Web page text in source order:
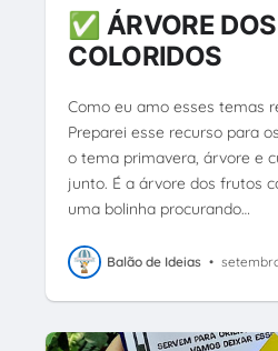
✅ ÁRVORE
COLORIDOS
Como eu amo esses temas
Preparei esse recurso para
o tema primavera, árvore e
junto. É a árvore dos frutos
uma bolinha procurando…
Balão de Ideias •